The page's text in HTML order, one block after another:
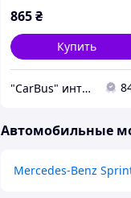
865₴
Купить
"CarBus" интернет-магазин запчастей
Автомобильные
Mercedes-Benz